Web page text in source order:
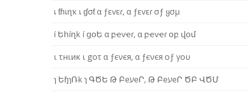
เƭɦเɳҡ เɠσƭα ƒεѵεɾ, α ƒεѵεɾσƒ ყσµ
í Եհíղk í ցօԵ α բҽѵҽɾ, α բҽѵҽɾ օբ վօմ
ιτнιиκ ι gοτα ƒєνєя, α ƒєνєя οƒ γου
ɿ ԵɧɿՌkɿԳԾԵ Թ ԲeעeՐ, Թ ԲeעeՐ ԾԲ ՎԾՄ